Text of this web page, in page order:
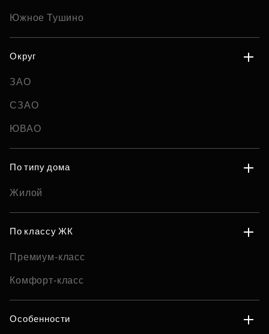
Южное Тушино
Округ
ЗАО
СЗАО
ЮВАО
По типу дома
Жилой
По классу ЖК
Премиум-класс
Комфорт-класс
Особенности